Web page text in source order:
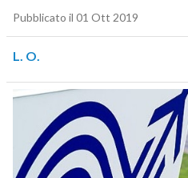
Pubblicato il 01 Ott 2019
L. O.